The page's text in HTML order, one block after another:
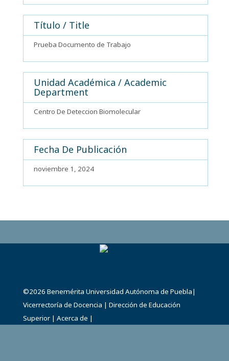
Título / Title
Prueba Documento de Trabajo
Unidad Académica / Academic
Department
Centro De Deteccion Biomolecular
Fecha De Publicación
noviembre 1, 2024
©2026 Benemérita Universidad Autónoma de Puebla|
Vicerrectoría de Docencia | Dirección de Educación
Superior | Acerca de |